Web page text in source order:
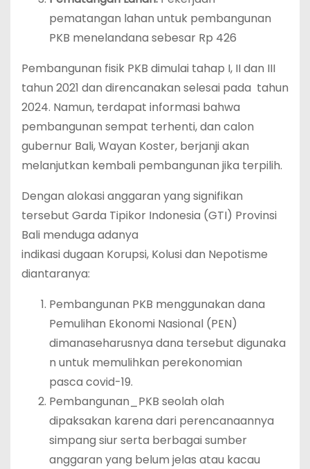
pematangan lahan untuk pembangunan
PKB menelandana sebesar Rp 426
Pembangunan fisik PKB dimulai tahap I, II dan III
tahun 2021 dan direncanakan selesai pada tahun
2024. Namun, terdapat informasi bahwa
pembangunan sempat terhenti, dan calon
gubernur Bali, Wayan Koster, berjanji akan
melanjutkan kembali pembangunan jika terpilih.
Dengan alokasi anggaran yang signifikan
tersebut Garda Tipikor Indonesia (GTI) Provinsi
Bali menduga adanya
indikasi dugaan Korupsi, Kolusi dan Nepotisme
diantaranya:
Pembangunan PKB menggunakan dana
Pemulihan Ekonomi Nasional (PEN)
dimanaseharusnya dana tersebut digunaka
n untuk memulihkan perekonomian
pasca covid-19.
Pembangunan_PKB seolah olah
dipaksakan karena dari perencanaannya
simpang siur serta berbagai sumber
anggaran yang belum jelas atau kacau